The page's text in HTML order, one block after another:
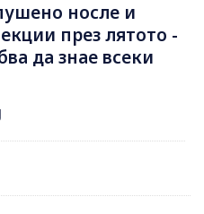
носле и
през лятотo -
да знае всеки